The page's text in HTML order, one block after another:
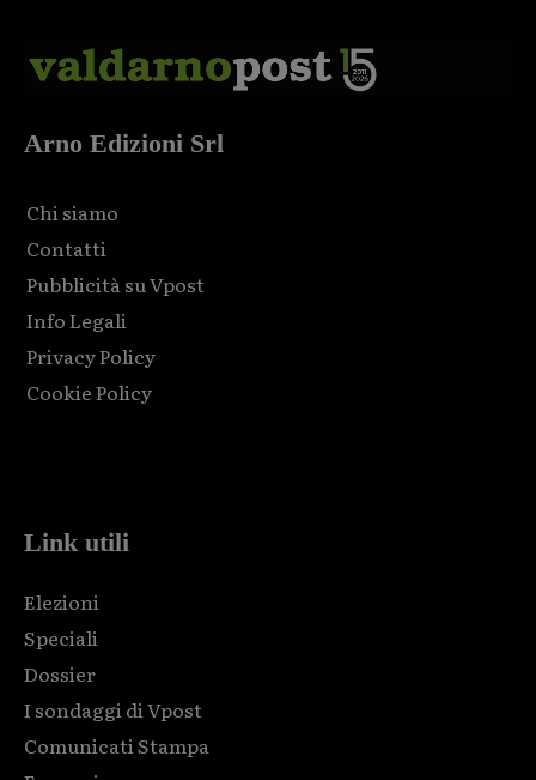
Arno Edizioni Srl
Chi siamo
Contatti
Pubblicità su Vpost
Info Legali
Privacy Policy
Cookie Policy
Link utili
Elezioni
Speciali
Dossier
I sondaggi di Vpost
Comunicati Stampa